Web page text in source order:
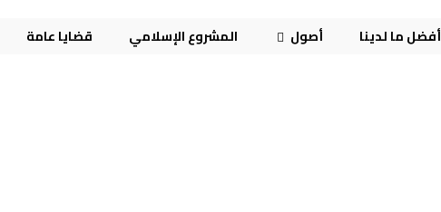
أفضل ما لدينا أصول المشروع الإسلامي قضايا عامة